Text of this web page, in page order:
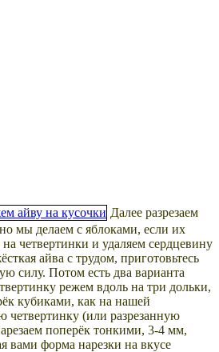
Далее разрезаем
мы делаем с яблоками, если их
четвертинки и удаляем сердцевину
айва с трудом, приготовьтесь
силу. Потом есть два варианта
режем вдоль на три дольки,
кубиками, как на нашей
(или разрезанную
поперёк тонкими, 3-4 мм,
вами форма нарезки на вкусе